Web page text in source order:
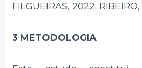
FILGUEIRAS, 2022; RIBEIRO,
3 METODOLOGIA